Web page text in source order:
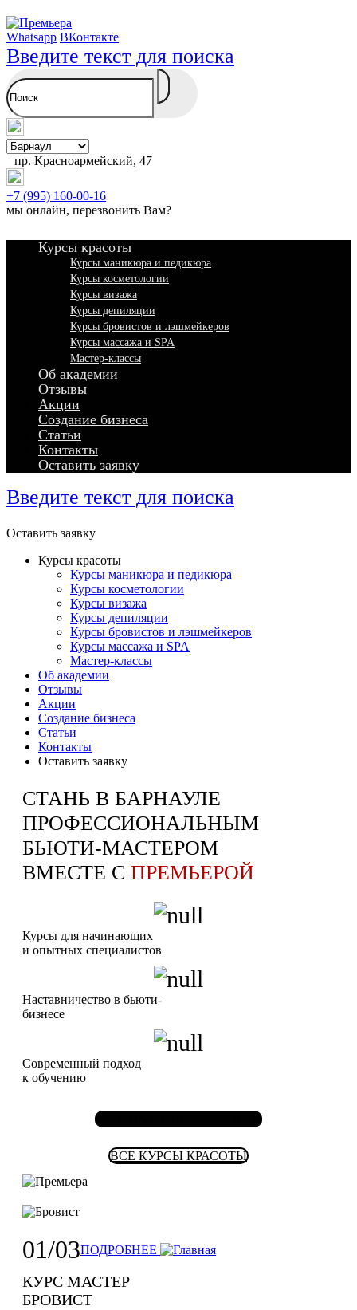
Whatsapp ВКонтакте
Введите текст для поиска
пр. Красноармейский, 47
+7 (995) 160-00-16
мы онлайн, перезвонить Вам?
Курсы красоты
Курсы маникюра и педикюра
Курсы косметологии
Курсы визажа
Курсы депиляции
Курсы бровистов и лэшмейкеров
Курсы массажа и SPA
Мастер-классы
Об академии
Отзывы
Акции
Создание бизнеса
Статьи
Контакты
Оставить заявку
Введите текст для поиска
Оставить заявку
Курсы красоты
Курсы маникюра и педикюра
Курсы косметологии
Курсы визажа
Курсы депиляции
Курсы бровистов и лэшмейкеров
Курсы массажа и SPA
Мастер-классы
Об академии
Отзывы
Акции
Создание бизнеса
Статьи
Контакты
Оставить заявку
СТАНЬ В БАРНАУЛЕ
ПРОФЕССИОНАЛЬНЫМ
БЬЮТИ-МАСТЕРОМ
ВМЕСТЕ С ПРЕМЬЕРОЙ
Курсы для начинающих
и опытных специалистов
Наставничество в бьюти-
бизнесе
Современный подход
к обучению
ВСЕ КУРСЫ КРАСОТЫ
01/03ПОДРОБНЕЕ
КУРС МАСТЕР
БРОВИСТ